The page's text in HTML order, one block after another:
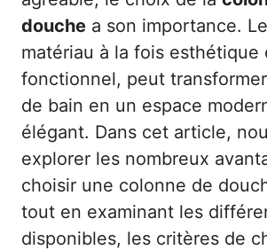
douche a son importance.
matériau à la fois esthétique
fonctionnel, peut
de bain en un espace
élégant. Dans cet article,
explorer les nombreux
choisir une colonne de
tout en examinant les
disponibles, les critères de